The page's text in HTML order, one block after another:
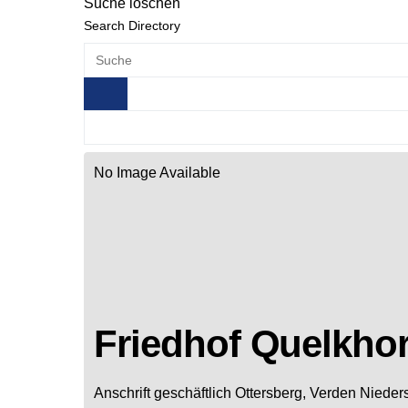
Suche löschen
Search Directory
No Image Available
Friedhof
Anschrift geschäftlich Ottersberg, Verden